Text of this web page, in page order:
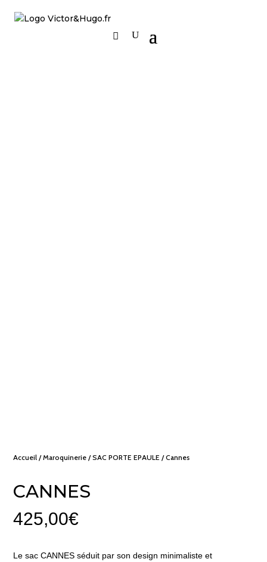
Accueil /Maroquinerie /SAC PORTE EPAULE / Cannes
CANNES
425,00€
Le sac CANNES séduit par son design minimaliste et